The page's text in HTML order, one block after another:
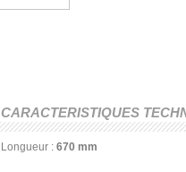
CARACTERISTIQUES
Longueur : 670 mm